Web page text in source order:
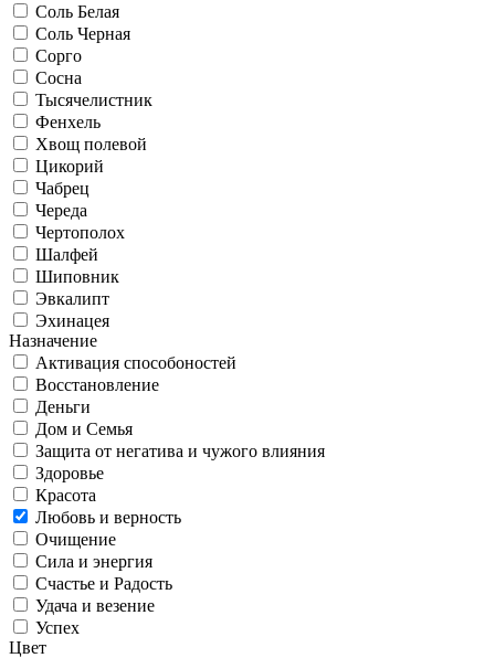
Соль Белая
Соль Черная
Сорго
Сосна
Тысячелистник
Фенхель
Хвощ полевой
Цикорий
Чабрец
Череда
Чертополох
Шалфей
Шиповник
Эвкалипт
Эхинацея
Назначение
Активация способоностей
Восстановление
Деньги
Дом и Семья
Защита от негатива и чужого влияния
Здоровье
Красота
Любовь и верность
Очищение
Сила и энергия
Счастье и Радость
Удача и везение
Успех
Цвет